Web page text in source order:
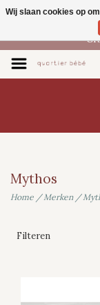
NL
Mythos
Home /Merken/
Filteren
Wij slaan cookies op